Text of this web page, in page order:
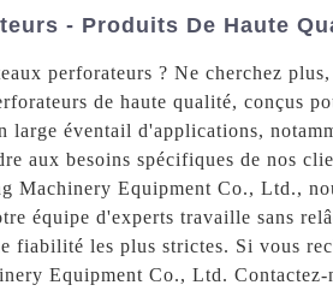
- Produits De Haute
perforateurs ? Ne cherchez
de haute qualité, conçus
large éventail d'applications,
aux besoins spécifiques de nos
Machinery Equipment Co., Ltd.,
équipe d'experts travaille sans
fiabilité les plus strictes. Si vous
Equipment Co., Ltd.